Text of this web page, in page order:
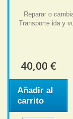
Reparar o
Transporte ida y
40,00 €
Añadir al
carrito